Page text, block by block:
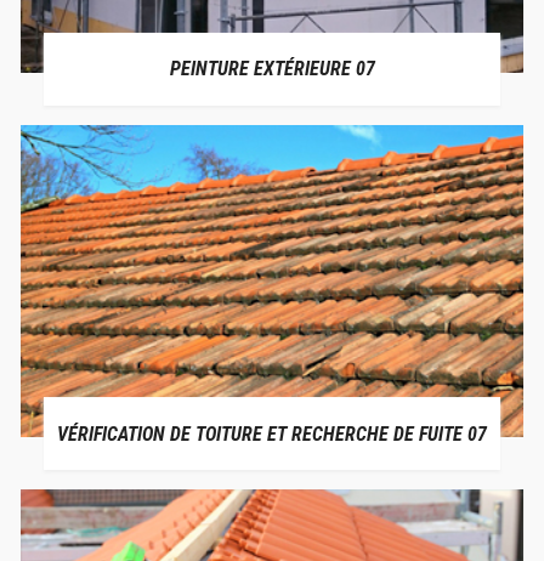
PEINTURE EXTÉRIEURE 07
VÉRIFICATION DE TOITURE ET RECHERCHE DE FUITE 07